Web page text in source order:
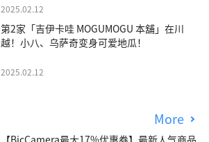
2025.02.12
第2家「吉伊卡哇 MOGUMOGU 本舖」在川
越！小八、乌萨奇变身可爱地瓜！
2025.02.12
More